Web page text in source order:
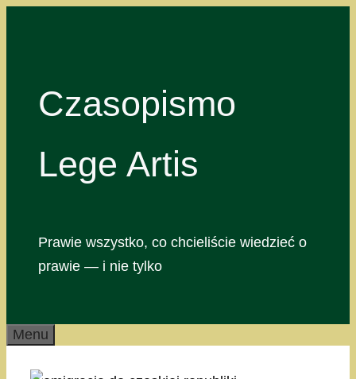
Czasopismo
Lege Artis
Prawie wszystko, co chcieliście wiedzieć o
prawie — i nie tylko
Menu